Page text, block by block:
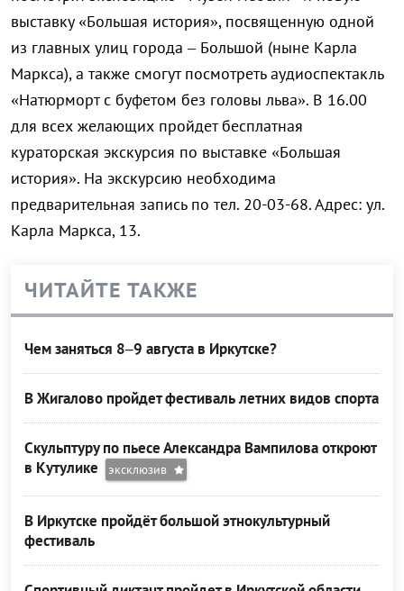
выставку «Большая история», посвященную одной
из главных улиц города – Большой (ныне Карла
Маркса), а также смогут посмотреть аудиоспектакль
«Натюрморт с буфетом без головы льва». В 16.00
для всех желающих пройдет бесплатная
кураторская экскурсия по выставке «Большая
история». На экскурсию необходима
предварительная запись по тел. 20-03-68. Адрес: ул.
Карла Маркса, 13.
ЧИТАЙТЕ ТАКЖЕ
Чем заняться 8–9 августа в Иркутске?
В Жигалово пройдет фестиваль летних видов спорта
Скульптуру по пьесе Александра Вампилова откроют
в Кутулике
эксклюзив
В Иркутске пройдёт большой этнокультурный
фестиваль